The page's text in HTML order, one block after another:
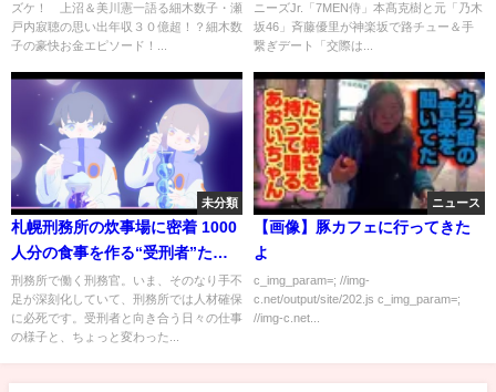
解析まとめ
ズケ！ 上沼＆美川憲一語る細木数子・瀬
戸内寂聴の思い出年収３０億超！？細木数
子の豪快お金エピソード！...
ト
ニーズJr.「7MEN侍」本髙克樹と元「乃木
坂46」斉藤優里が神楽坂で路チュー＆手
繋ぎデート「交際は...
未分類
札幌刑務所の炊事場に密着 1000
人分の食事を作る“受刑者”た
ち…更生と社会復帰を担う「刑
務官」のなり手不足が深刻化 人
材確保のための新しい取り組み
刑務所で働く刑務官。いま、そのなり手不
足が深刻化していて、刑務所では人材確保
に必死です。受刑者と向き合う日々の仕事
の様子と、ちょっと変わった...
ニュース
【画像】豚カフェに行ってきた
よ
c_img_param=; //img-
c.net/output/site/202.js c_img_param=;
//img-c.net...